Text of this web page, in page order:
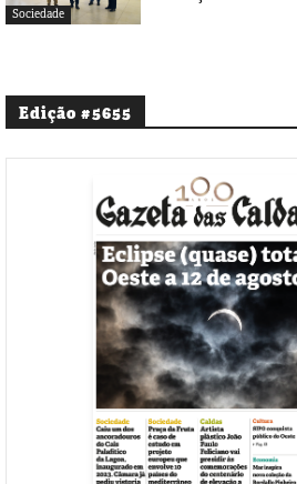
Sociedade
Edição #5655